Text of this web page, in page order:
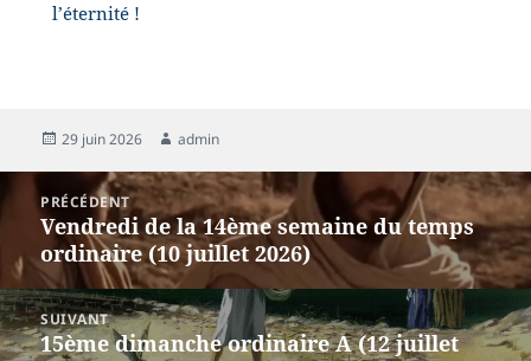
l’éternité !
29 juin 2026 admin
PRÉCÉDENT
Vendredi de la 14ème semaine du temps
ordinaire (10 juillet 2026)
SUIVANT
15ème dimanche ordinaire A (12 juillet